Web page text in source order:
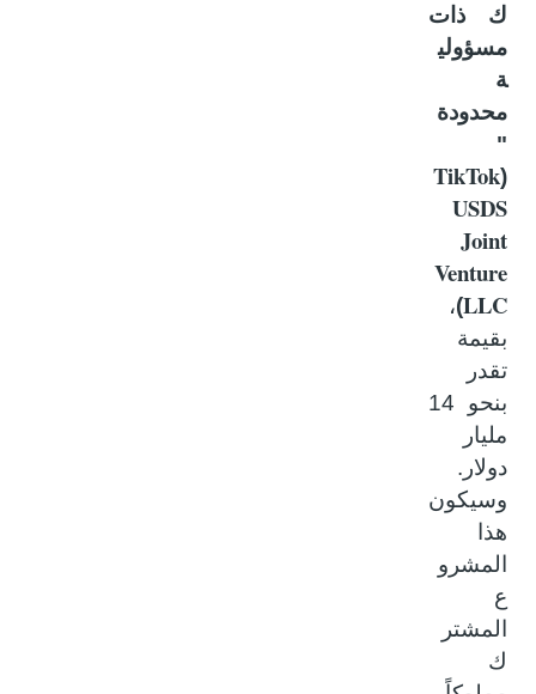
ك ذات
مسؤولي
محدودة
TikTok
USDS
Joint
Venture
LLC
)،
بقيمة
تقدر
بنحو 14
مليار
دولار.
وسيكون
هذا
المشرو
المشتر